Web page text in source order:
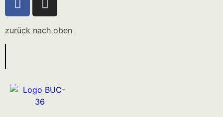
zurück nach oben